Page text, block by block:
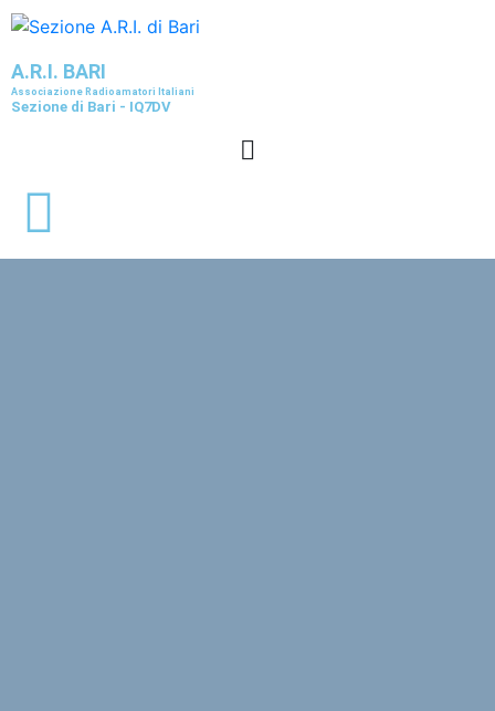
A.R.I. BARI
Associazione Radioamatori Italiani
Sezione di Bari - IQ7DV